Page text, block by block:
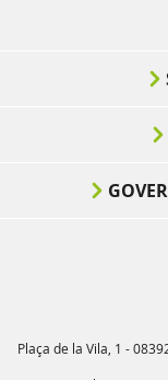
Plaça de la Vila, 1 -